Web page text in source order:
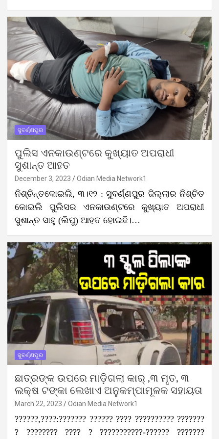
ସୁବର୍ଣ୍ଣପୁର
ପୁଲିସ ଏନକାଉଣ୍ଟରେ କୁଖ୍ୟାତ ଅପରାଧୀ
ସୁଶାନ୍ତ ଆହତ
December 3, 2023 Odian Media Network1
ନିଶ୍ଚିନ୍ତକୋଇଲି, ୩।୧୨ : ସୁବର୍ଣ୍ଣପୁର ଜିଲ୍ଲାର ନିଶ୍ଚିତ
କୋଇଲି ପୁଲିସର ଏନକାଉଣ୍ଟରେ କୁଖ୍ୟାତ ଅପରାଧୀ
ସୁଶାନ୍ତ ସାହୁ (ଲିପୁ) ଆହତ ହୋଇଛି।…
ସୁବର୍ଣ୍ଣପୁର
ଛାତ୍ରଙ୍କ ଉପରେ ମାଡ଼ିଗଲା କାର୍ ,୩ ମୃତ, ୩
ଲକ୍ଷ ଟଙ୍କା ଲେଖାଏ ଅନୁକମ୍ପାମୂଳକ ସହାୟତା
March 22, 2023 Odian Media Network1
??????,????:??????? ?????? ???? ?????????? ???????
? ???????? ???? ? ???????????-?????? ???????